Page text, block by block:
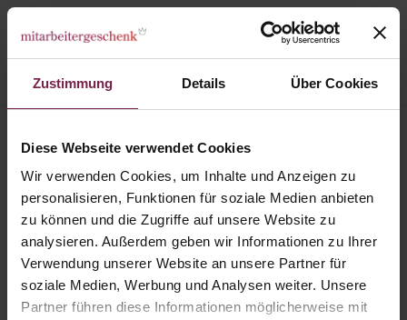
Zustimmung Details Über Cookies
Diese Webseite verwendet Cookies
Wir verwenden Cookies, um Inhalte und Anzeigen zu
personalisieren, Funktionen für soziale Medien anbieten
zu können und die Zugriffe auf unsere Website zu
analysieren. Außerdem geben wir Informationen zu Ihrer
Verwendung unserer Website an unsere Partner für
soziale Medien, Werbung und Analysen weiter. Unsere
Partner führen diese Informationen möglicherweise mit